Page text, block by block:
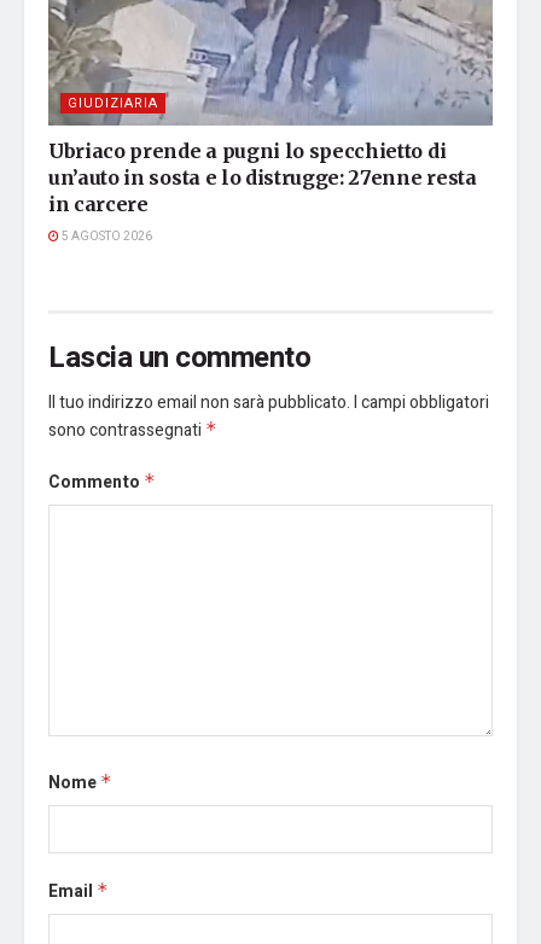
GIUDIZIARIA
Ubriaco prende a pugni lo specchietto di
un’auto in sosta e lo distrugge: 27enne resta
in carcere
5 AGOSTO 2026
Lascia un commento
Il tuo indirizzo email non sarà pubblicato.I campi obbligatori
sono contrassegnati *
Commento *
Nome *
Email *